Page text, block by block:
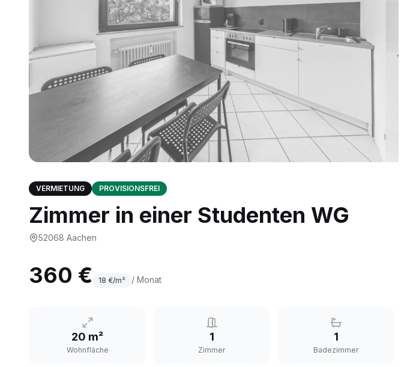
VERMIETUNG PROVISIONSFREI
Zimmer in einer Studenten WG
52068 Aachen
360 € 18 €/m² / Monat
20 m²
Wohnfläche
1
Zimmer
1
Badezimmer